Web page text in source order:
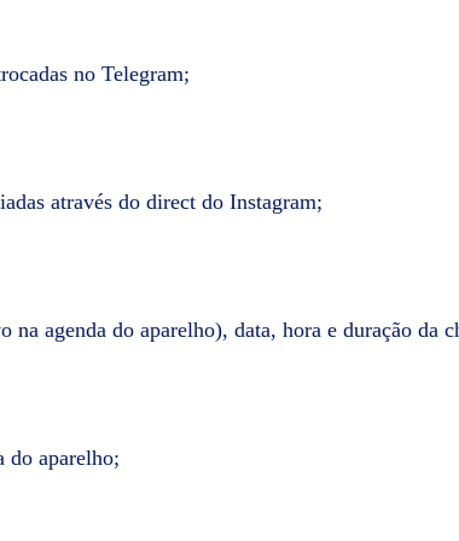
no Telegram;
através do direct do Instagram;
na agenda do aparelho), data, hora e duração da
do aparelho;